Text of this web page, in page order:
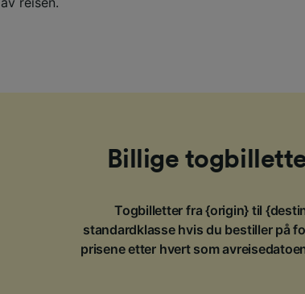
Billige
Togbilletter fra {origin} til
standardklasse hvis du bestiller på
prisene etter hvert som